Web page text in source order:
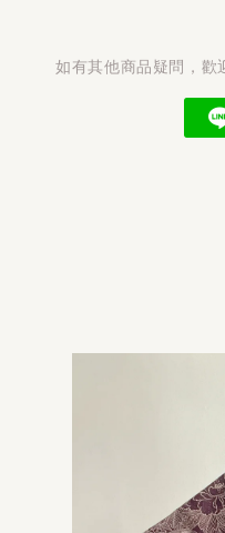
如有其他商品疑問，歡